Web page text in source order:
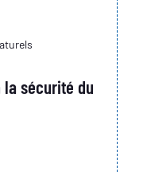
sécurité du